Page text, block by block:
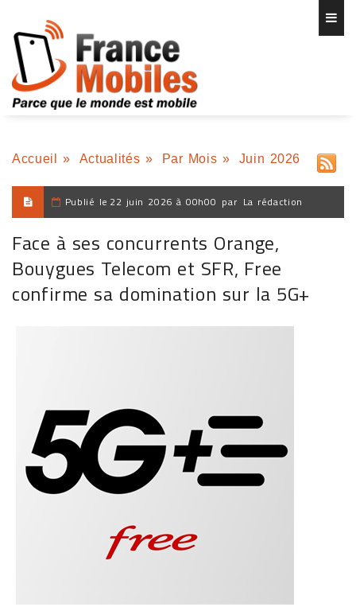
Accueil » Actualités » Par Mois » Juin 2026
Publié le 22 juin 2026 à 00h00 par La rédaction
Face à ses concurrents Orange,
Bouygues Telecom et SFR, Free
confirme sa domination sur la 5G+